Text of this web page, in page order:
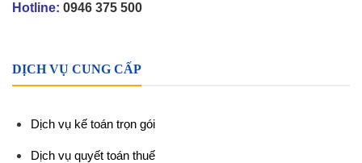
Hotline: 0946 375 500
DỊCH VỤ CUNG CẤP
Dịch vụ kế toán trọn gói
Dịch vụ quyết toán thuế